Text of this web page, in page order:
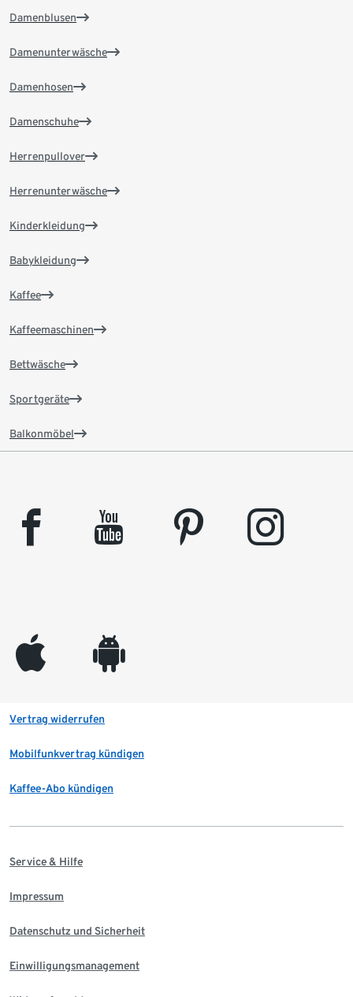
Damenblusen
Damenunterwäsche
Damenhosen
Damenschuhe
Herrenpullover
Herrenunterwäsche
Kinderkleidung
Babykleidung
Kaffee
Kaffeemaschinen
Bettwäsche
Sportgeräte
Balkonmöbel
facebook youtube pinterest instagram
appleinc android
Vertrag widerrufen
Mobilfunkvertrag kündigen
Kaffee-Abo kündigen
Service & Hilfe
Impressum
Datenschutz und Sicherheit
Einwilligungsmanagement